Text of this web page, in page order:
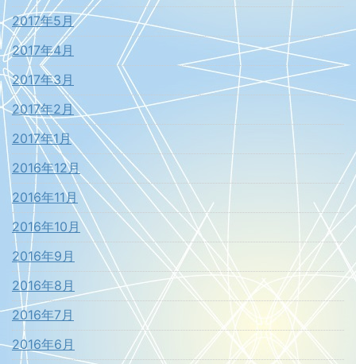
2017年5月
2017年4月
2017年3月
2017年2月
2017年1月
2016年12月
2016年11月
2016年10月
2016年9月
2016年8月
2016年7月
2016年6月